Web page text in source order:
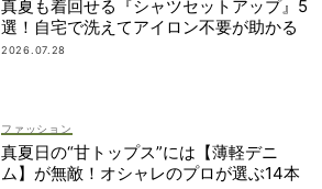
真夏も着回せる『シャツセットアップ』5
選！自宅で洗えてアイロン不要が助かる
2026.07.28
ファッション
真夏日の“甘トップス”には【薄軽デニ
ム】が無敵！オシャレのプロが選ぶ14本